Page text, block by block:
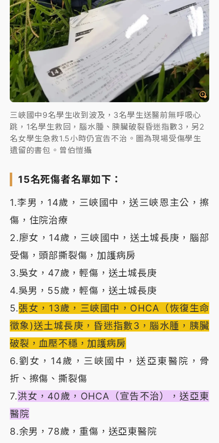
三峽國中9名學生收到波及，3名學生送醫前無呼吸心
跳，1名學生救回，腦水腫、胰臟破裂昏迷指數3，另2
名女學生急救1.5小時仍宣告不治。圖為現場受傷學生
遺留的書包。曾伯愷攝
15名死傷者名單如下：
1.李男，14歲，三峽國中，送三峽恩主公，擦
傷，住院治療
2.廖女，14歲，三峽國中，送土城長庚，腦部
受傷，頭部撕裂傷，加護病房
3.吳女，47歲，輕傷，送土城長庚
4.吳男，55歲，輕傷，送土城長庚
5.張女，13歲，三峽國中，OHCA（恢復生命
徵象)送土城長庚，昏迷指數3，腦水腫，胰臟
破裂，血壓不穩，加護病房
6.劉女，14歲，三峽國中，送亞東醫院，骨
折、擦傷、撕裂傷
7.洪女，40歲，OHCA（宣告不治），送亞東
醫院
8.余男，78歲，重傷，送亞東醫院